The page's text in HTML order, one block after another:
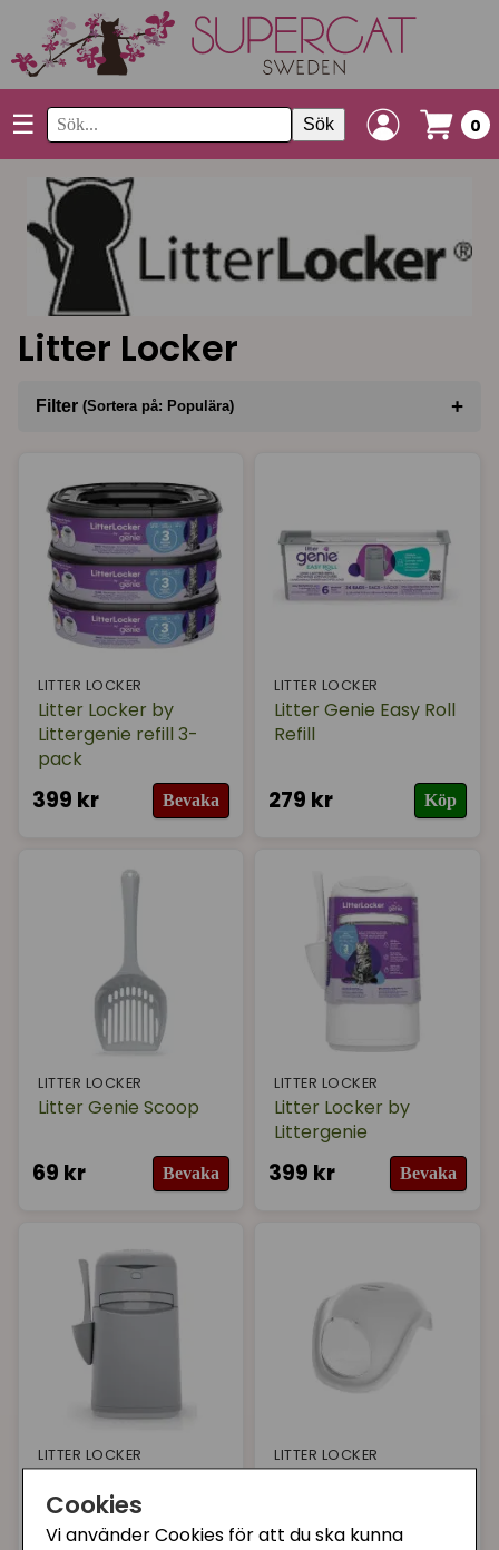
Cookies
Vi använder Cookies för att du ska kunna
☰ Sök 0
Litter Locker
Filter (Sortera på: Populära) +
LITTER LOCKER
Litter Locker by
Littergenie refill 3-
pack
399 kr Bevaka
LITTER LOCKER
Litter Genie Easy Roll
Refill
279 kr Köp
LITTER LOCKER
Litter Genie Scoop
69 kr Bevaka
LITTER LOCKER
Litter Locker by
Littergenie
399 kr Bevaka
LITTER LOCKER
Pail
Bevaka
LITTER LOCKER
Bevaka